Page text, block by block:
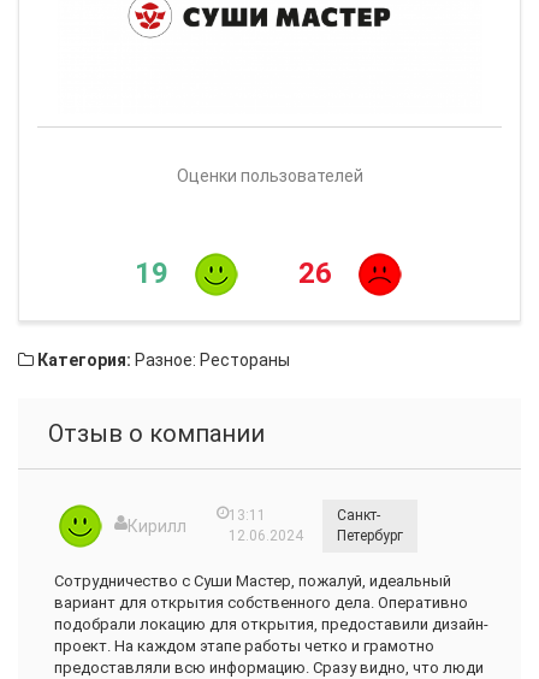
Оценки пользователей
19 26
Категория: Разное: Рестораны
Отзыв о компании
Кирилл
13:11
12.06.2024
Санкт-
Петербург
Сотрудничество с Суши Мастер, пожалуй, идеальный
вариант для открытия собственного дела. Оперативно
подобрали локацию для открытия, предоставили дизайн-
проект. На каждом этапе работы четко и грамотно
предоставляли всю информацию. Сразу видно, что люди